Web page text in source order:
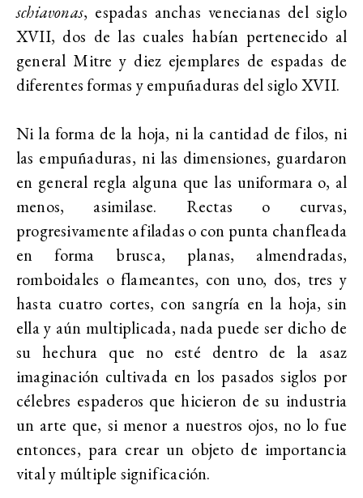
schiavonas, espadas anchas venecianas del siglo
XVII, dos de las cuales habían pertenecido al
general Mitre y diez ejemplares de espadas de
diferentes formas y empuñaduras del siglo XVII.
Ni la forma de la hoja, ni la cantidad de filos, ni
las empuñaduras, ni las dimensiones, guardaron
en general regla alguna que las uniformara o, al
menos, asimilase. Rectas o curvas,
progresivamente afiladas o con punta chanfleada
en forma brusca, planas, almendradas,
romboidales o flameantes, con uno, dos, tres y
hasta cuatro cortes, con sangría en la hoja, sin
ella y aún multiplicada, nada puede ser dicho de
su hechura que no esté dentro de la asaz
imaginación cultivada en los pasados siglos por
célebres espaderos que hicieron de su industria
un arte que, si menor a nuestros ojos, no lo fue
entonces, para crear un objeto de importancia
vital y múltiple significación.